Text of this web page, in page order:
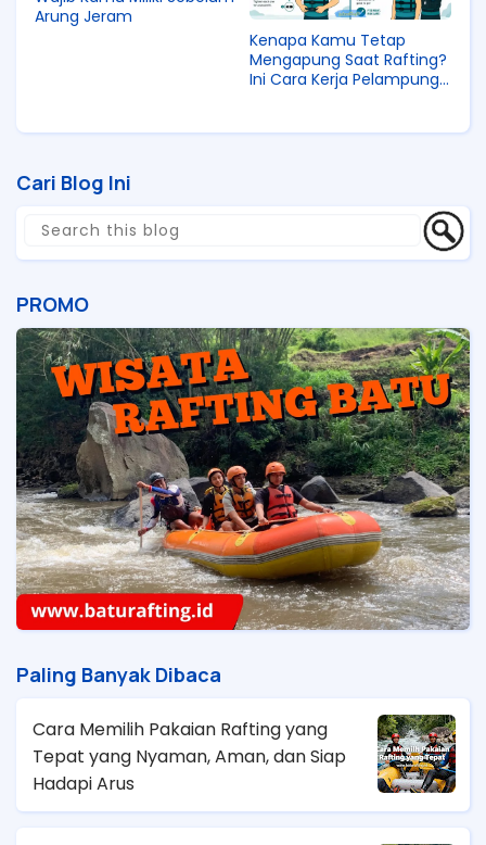
Arung Jeram
Kenapa Kamu Tetap
Mengapung Saat Rafting?
Ini Cara Kerja Pelampung
Cari Blog Ini
PROMO
Paling Banyak Dibaca
Cara Memilih Pakaian Rafting yang
Tepat yang Nyaman, Aman, dan Siap
Hadapi Arus